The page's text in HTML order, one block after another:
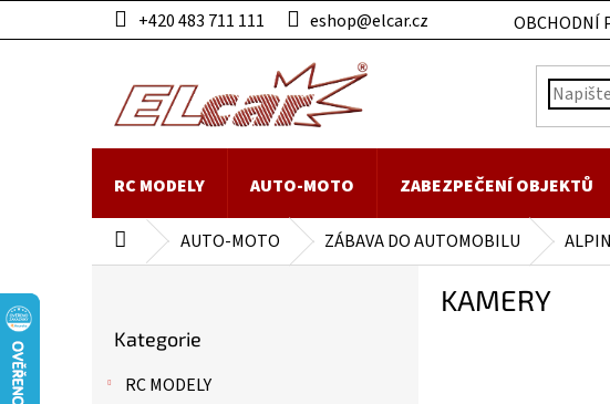
na
+420 483 711 111 eshop@elcar.cz OBCHODNÍ
RC MODELY AUTO-MOTO ZABEZPEČENÍ OBJEKTŮ
Domů AUTO-MOTO ZÁBAVA DO AUTOMOBILU
kategorie
Kategorie
RC MODELY
KAMERY